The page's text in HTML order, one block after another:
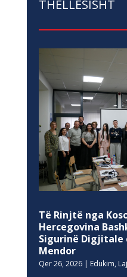
THELLESISHT
Të Rinjtë nga
Hercegovina
Sigurinë Digjitale
Mendor
Qer 26, 2026| Edukim,